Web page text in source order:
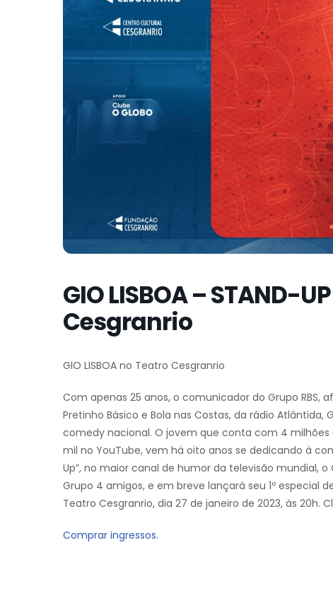
GIO LISBOA – STAND-
Cesgranrio
GIO LISBOA no Teatro Cesgranrio
Com apenas 25 anos, o comunicador do Grupo RBS,
Pretinho Básico e Bola nas Costas, da rádio
comedy nacional. O jovem que conta com 4 milhões
mil no YouTube, vem há oito anos se dedicando à
Up”, no maior canal de humor da televisão mundial,
Grupo 4 amigos, e em breve lançará seu 1º especial
Teatro Cesgranrio, dia 27 de janeiro de 2023, às 20h.
Comprar ingressos.